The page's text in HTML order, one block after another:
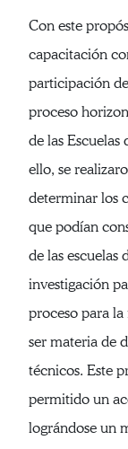
Con este
capacitación
participación
proceso
de las
ello, se
determinar los
que podían
de las escuelas
investigación
proceso para
ser materia de
técnicos. Este
permitido un
lográndose un